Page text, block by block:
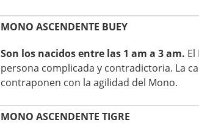
MONO ASCENDENTE BUEY
Son los nacidos entre las 1 am a 3 am.
persona complicada y contradictoria. La
contraponen con la agilidad del Mono.
MONO ASCENDENTE TIGRE